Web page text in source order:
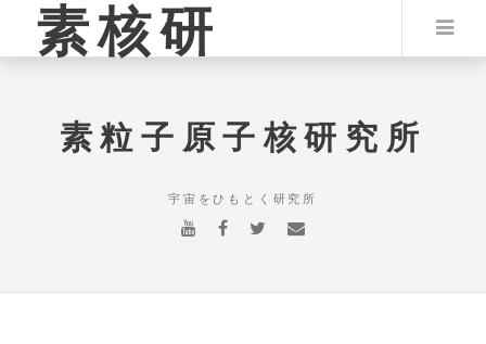
素核研
素粒子原子核研究所
宇宙をひもとく研究所